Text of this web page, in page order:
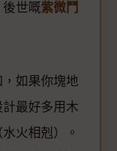
世嘅紫微鬥
，如果你塊地
最好多用木
火相剋）。